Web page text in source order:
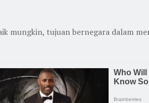
mungkin, tujuan bernegara dalam